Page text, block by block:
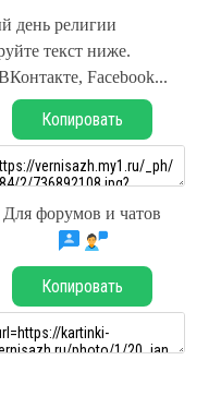
день религии
текст ниже.
Facebook...
Копировать
Для форумов и чатов
Копировать